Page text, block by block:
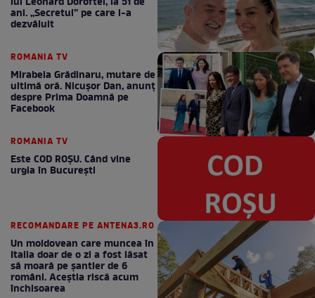
ani. „Secretul” pe care l-a
dezvăluit
ROMANIA TV
Mirabela Grădinaru, mutare de
ultimă oră. Nicuşor Dan, anunţ
despre Prima Doamnă pe
Facebook
ROMANIA TV
Este COD ROŞU. Când vine
urgia în Bucureşti
RECOMANDARE PE ANTENA3.RO
Un moldovean care muncea în
Italia doar de o zi a fost lăsat
să moară pe şantier de 6
români. Aceștia riscă acum
închisoarea